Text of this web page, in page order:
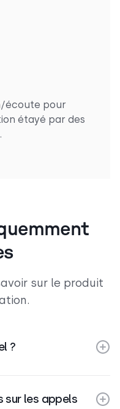
écoute pour
étayé par des
sur le produit
?
sur les appels